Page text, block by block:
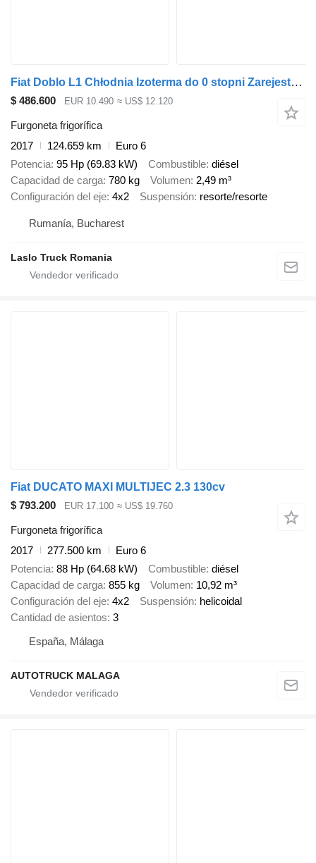
Fiat Doblo L1 Chłodnia Izoterma do 0 stopni Zarejestrowany w PL
$ 486.600 EUR 10.490 ≈ US$ 12.120
Furgoneta frigorífica
2017
124.659 km
Euro 6
Potencia 95 Hp (69.83 kW) Combustible diésel
Capacidad de carga 780 kg Volumen 2,49 m³
Configuración del eje 4x2 Suspensión resorte/resorte
Rumanía, Bucharest
Laslo Truck Romania
Fiat DUCATO MAXI MULTIJEC 2.3 130cv
$ 793.200
EUR 17.100 ≈ US$ 19.760
Furgoneta frigorífica
2017
277.500 km
Euro 6
Potencia 88 Hp (64.68 kW) Combustible diésel
Capacidad de carga 855 kg Volumen 10,92 m³
Configuración del eje 4x2 Suspensión helicoidal
Cantidad de asientos 3
España, Málaga
AUTOTRUCK MALAGA